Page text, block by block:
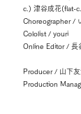
c.) 津谷成花(flat-
Choreographer /
Cololist / youri
Online Editor / 長
Producer / 山下
Production